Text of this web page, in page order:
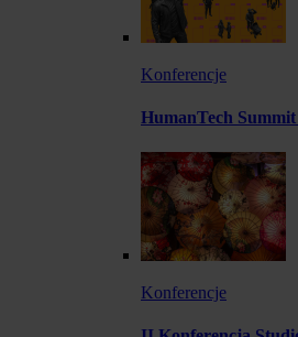
Konferencje
HumanTech Summit
Konferencje